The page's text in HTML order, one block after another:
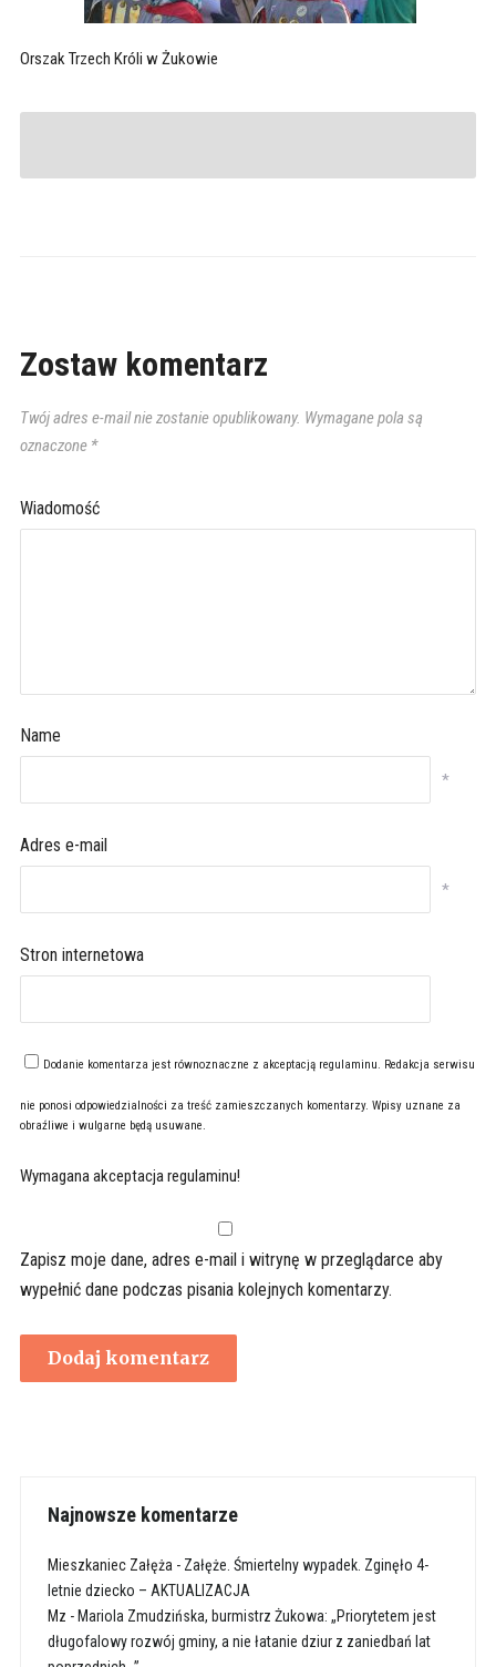
Orszak Trzech Króli w Żukowie
Zostaw komentarz
Twój adres e-mail nie zostanie opublikowany. Wymagane pola są
oznaczone *
Wiadomość
Name
*
Adres e-mail
*
Stron internetowa
Dodanie komentarza jest równoznaczne z akceptacją regulaminu. Redakcja serwisu
nie ponosi odpowiedzialności za treść zamieszczanych komentarzy. Wpisy uznane za
obraźliwe i wulgarne będą usuwane.
Wymagana akceptacja regulaminu!
Zapisz moje dane, adres e-mail i witrynę w przeglądarce aby
wypełnić dane podczas pisania kolejnych komentarzy.
Najnowsze komentarze
Mieszkaniec Załęża - Załęże. Śmiertelny wypadek. Zginęło 4-
letnie dziecko – AKTUALIZACJA
Mz - Mariola Zmudzińska, burmistrz Żukowa: „Priorytetem jest
długofalowy rozwój gminy, a nie łatanie dziur z zaniedbań lat